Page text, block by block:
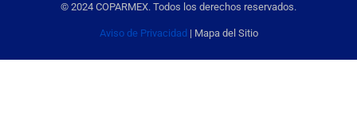
© 2024 COPARMEX. Todos los derechos reservados.
Aviso de Privacidad | Mapa del Sitio